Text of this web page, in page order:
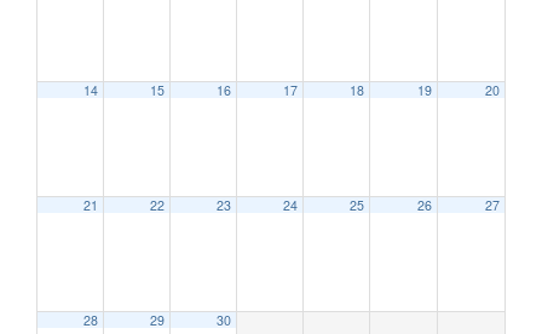
14 15 16 17 18 19 20
21 22 23 24 25 26 27
28 29 30